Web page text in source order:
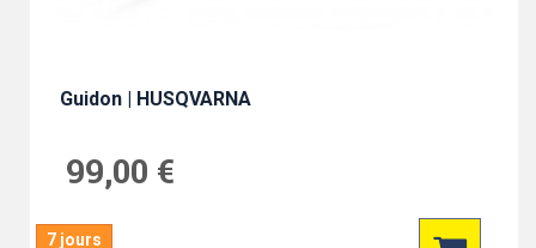
Guidon | HUSQVARNA
99,00 €
7 jours